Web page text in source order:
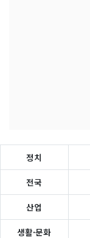
정치
전국
산업
생활·문화